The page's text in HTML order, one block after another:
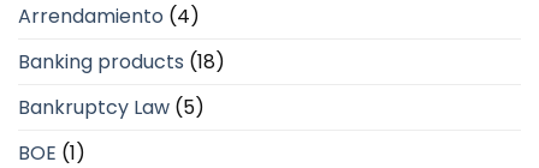
Arrendamiento (4)
Banking products (18)
Bankruptcy Law (5)
BOE (1)